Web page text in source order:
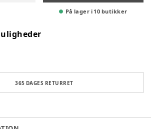
På lager i 10 butikker
365 DAGES RETURRET